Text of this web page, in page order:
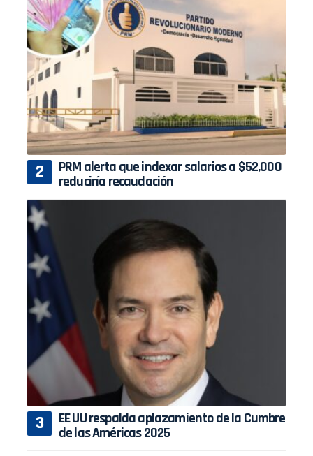
PRM alerta que indexar salarios a $52,000
reduciría recaudación
EE UU respalda aplazamiento de la Cumbre
de las Américas 2025